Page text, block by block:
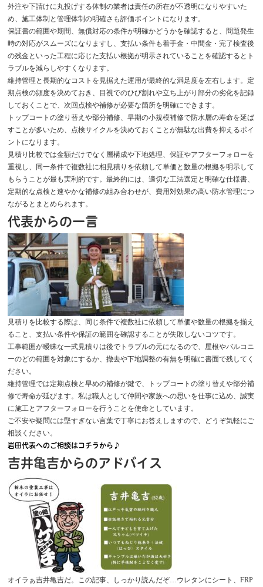
外注や下請けに丸投げする体制の業者は責任の所在が不透明になりやすいた
め、施工体制と管理体制の明確さも評価ポイントになります。
保証書の範囲や期間、無償対応の条件が明確かどうかを確認すると、問題発生
時の対応がスムーズになりますし、支払い条件も着手金・中間金・完了検査後
の残金といった工程に応じた支払い根拠が明示されていることを確認するとト
ラブルを減らしやすくなります。
維持管理と長期的なコストを見据えた運用が最終的な満足度を左右します。定
期点検の頻度を決めておき、目視でのひび割れや立ち上がり部分の劣化を記録
しておくことで、次回点検や補修が必要な箇所を明確にできます。
トップコートの塗り替えや部分補修、早期の小規模補修で防水層の寿命を延ば
すことが多いため、点検サイクルを決めておくことが無駄な出費を抑えるポイ
ントになります。
見積り比較では金額だけでなく層構成や下地処理、保証やアフターフォローを
重視し、同一条件で複数社に相見積りを依頼して単価と数量の根拠を明示して
もらうことが最も実利的です。最終的には、適切な工法選定と明確な仕様書、
定期的な点検と速やかな補修の組み合わせが、費用対効果の高い防水管理につ
ながるとまとめられます。
代表からの一言
見積りを比較する際は、同じ条件で複数社に依頼して単価や数量の根拠を揃え
ること、支払い条件や保証の範囲を確認することが失敗しないコツです。
工事範囲が曖昧な一式見積りは後でトラブルの元になるので、屋根やバルコニ
ーのどの範囲を対象にするか、撤去や下地調整の有無を明確に書面で残してく
ださい。
維持管理では定期点検と早めの補修が鍵で、トップコートの塗り替えや部分補
修で寿命が延びます。私は職人として仲間や家族への思いを仕事に込め、誠実
に施工とアフターフォローを行うことを使命としています。
ご不安や疑問には堅すぎない言葉で丁寧にお答えしますので、どうぞ気軽にご
相談ください。
岩田代表へのご相談はコチラから♪
吉井亀吉からのアドバイス
オイラぁ吉井亀吉だ。この記事、しっかり読んだぞ…ウレタンにシート、FRP